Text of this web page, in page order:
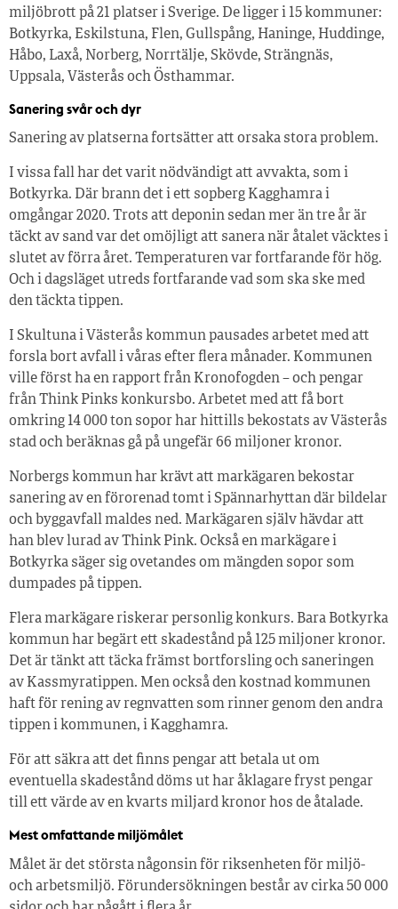
miljöbrott på 21 platser i Sverige. De ligger i 15 kommuner:
Botkyrka, Eskilstuna, Flen, Gullspång, Haninge, Huddinge,
Håbo, Laxå, Norberg, Norrtälje, Skövde, Strängnäs,
Uppsala, Västerås och Östhammar.
Sanering svår och dyr
Sanering av platserna fortsätter att orsaka stora problem.
I vissa fall har det varit nödvändigt att avvakta, som i
Botkyrka. Där brann det i ett sopberg Kagghamra i
omgångar 2020. Trots att deponin sedan mer än tre år är
täckt av sand var det omöjligt att sanera när åtalet väcktes i
slutet av förra året. Temperaturen var fortfarande för hög.
Och i dagsläget utreds fortfarande vad som ska ske med
den täckta tippen.
I Skultuna i Västerås kommun pausades arbetet med att
forsla bort avfall i våras efter flera månader. Kommunen
ville först ha en rapport från Kronofogden – och pengar
från Think Pinks konkursbo. Arbetet med att få bort
omkring 14 000 ton sopor har hittills bekostats av Västerås
stad och beräknas gå på ungefär 66 miljoner kronor.
Norbergs kommun har krävt att markägaren bekostar
sanering av en förorenad tomt i Spännarhyttan där bildelar
och byggavfall maldes ned. Markägaren själv hävdar att
han blev lurad av Think Pink. Också en markägare i
Botkyrka säger sig ovetandes om mängden sopor som
dumpades på tippen.
Flera markägare riskerar personlig konkurs. Bara Botkyrka
kommun har begärt ett skadestånd på 125 miljoner kronor.
Det är tänkt att täcka främst bortforsling och saneringen
av Kassmyratippen. Men också den kostnad kommunen
haft för rening av regnvatten som rinner genom den andra
tippen i kommunen, i Kagghamra.
För att säkra att det finns pengar att betala ut om
eventuella skadestånd döms ut har åklagare fryst pengar
till ett värde av en kvarts miljard kronor hos de åtalade.
Mest omfattande miljömålet
Målet är det största någonsin för riksenheten för miljö-
och arbetsmiljö. Förundersökningen består av cirka 50 000